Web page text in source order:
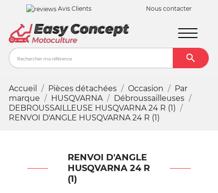
Avis Clients Nous contacter

Accueil Pièces détachées Occasion
Par
marque
HUSQVARNA
Débroussailleuses
DEBROUSSAILLEUSE HUSQVARNA 24 R (1)
RENVOI D'ANGLE HUSQVARNA 24 R (1)
RENVOI D'ANGLE
HUSQVARNA 24 R
(1)